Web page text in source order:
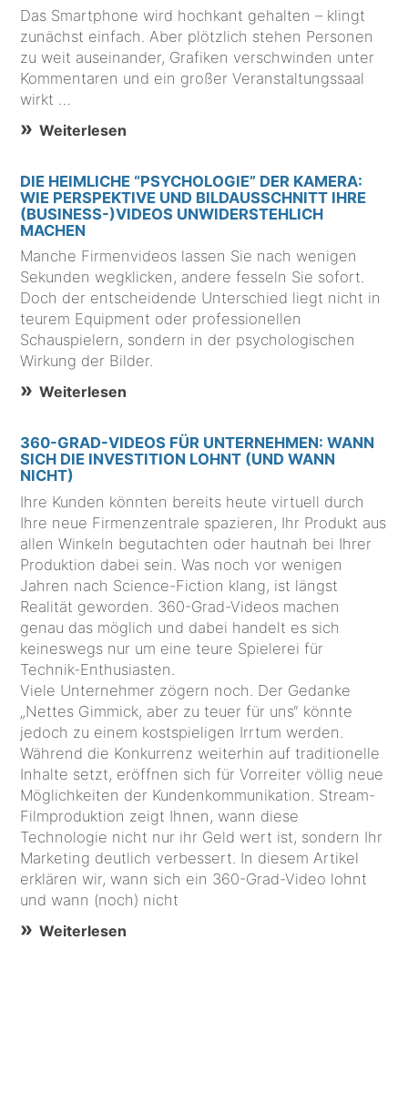
Das Smartphone wird hochkant gehalten – klingt
zunächst einfach. Aber plötzlich stehen Personen
zu weit auseinander, Grafiken verschwinden unter
Kommentaren und ein großer Veranstaltungssaal
wirkt …
Weiterlesen
DIE HEIMLICHE “PSYCHOLOGIE” DER KAMERA:
WIE PERSPEKTIVE UND BILDAUSSCHNITT IHRE
(BUSINESS-)VIDEOS UNWIDERSTEHLICH
MACHEN
Manche Firmenvideos lassen Sie nach wenigen
Sekunden wegklicken, andere fesseln Sie sofort.
Doch der entscheidende Unterschied liegt nicht in
teurem Equipment oder professionellen
Schauspielern, sondern in der psychologischen
Wirkung der Bilder.
Weiterlesen
360-GRAD-VIDEOS FÜR UNTERNEHMEN: WANN
SICH DIE INVESTITION LOHNT (UND WANN
NICHT)
Ihre Kunden könnten bereits heute virtuell durch
Ihre neue Firmenzentrale spazieren, Ihr Produkt aus
allen Winkeln begutachten oder hautnah bei Ihrer
Produktion dabei sein. Was noch vor wenigen
Jahren nach Science-Fiction klang, ist längst
Realität geworden. 360-Grad-Videos machen
genau das möglich und dabei handelt es sich
keineswegs nur um eine teure Spielerei für
Technik-Enthusiasten.
Viele Unternehmer zögern noch. Der Gedanke
„Nettes Gimmick, aber zu teuer für uns“ könnte
jedoch zu einem kostspieligen Irrtum werden.
Während die Konkurrenz weiterhin auf traditionelle
Inhalte setzt, eröffnen sich für Vorreiter völlig neue
Möglichkeiten der Kundenkommunikation. Stream-
Filmproduktion zeigt Ihnen, wann diese
Technologie nicht nur ihr Geld wert ist, sondern Ihr
Marketing deutlich verbessert. In diesem Artikel
erklären wir, wann sich ein 360-Grad-Video lohnt
und wann (noch) nicht
Weiterlesen